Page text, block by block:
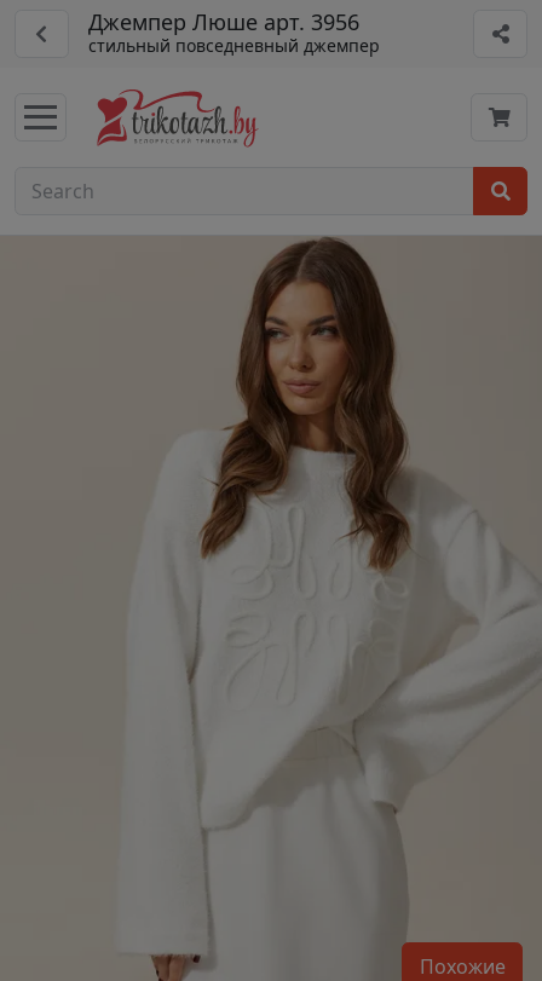
Джемпер Люше арт. 3956
стильный повседневный джемпер
Похожие